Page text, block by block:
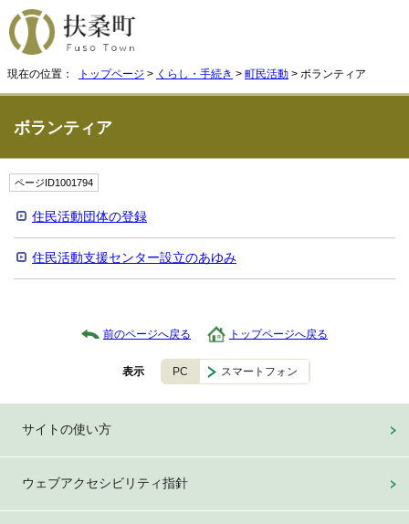
現在の位置： トップページ > くらし・手続き > 町民活動 > ボランティア
ボランティア
ページID1001794
住民活動団体の登録
住民活動支援センター設立のあゆみ
前のページへ戻る トップページへ戻る
表示 PC スマートフォン
サイトの使い方
ウェブアクセシビリティ指針